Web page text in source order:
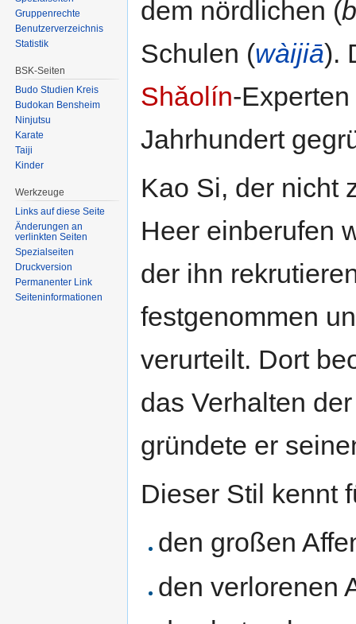
dem nördlichen (
Schulen (wàijiā).
Shǎolín-
Jahrhundert
Kao Si, der nicht
Heer einberufen
der ihn
festgenommen
verurteilt. Dort
das Verhalten
gründete er
Dieser Stil kennt
den großen
den verlorenen
Gruppenrechte
Benutzerverzeichnis
Statistik
BSK-Seiten
Budo Studien Kreis
Budokan Bensheim
Ninjutsu
Karate
Taiji
Kinder
Werkzeuge
Links auf diese Seite
Änderungen an
verlinkten Seiten
Spezialseiten
Druckversion
Permanenter Link
Seiten­informationen